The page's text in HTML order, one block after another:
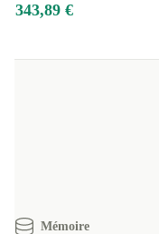
343,89 €
Mémoire